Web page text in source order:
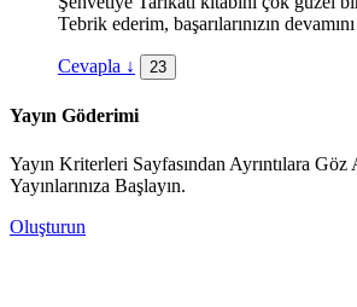
Tebrik ederim, başarılarınızın
Cevapla ↓ 23
Yayın Göderimi
Yayın Kriterleri Sayfasından Ayrıntılara Göz
Yayınlarınıza Başlayın.
Oluşturun